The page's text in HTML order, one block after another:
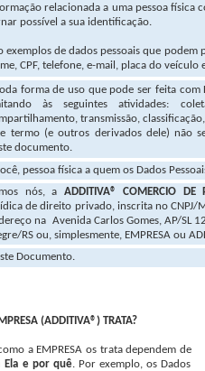
relacionada a uma pessoa física
possível a sua identificação.
exemplos de dados pessoais que
CPF, telefone, e-mail, placa do veículo
forma de uso que pode ser feita com
às seguintes atividades:
transmissão,
termo (e outros derivados dele) não
documento.
pessoa física a quem os Dados
nós, a ADDITIVA® COMERCIO DE
de direito privado, inscrita no
na Avenida Carlos Gomes, AP/SL
RS ou, simplesmente, EMPRESA ou
Documento.
(ADDITIVA®) TRATA?
a EMPRESA os trata dependem de
Ela e por quê. Por exemplo, os Dados